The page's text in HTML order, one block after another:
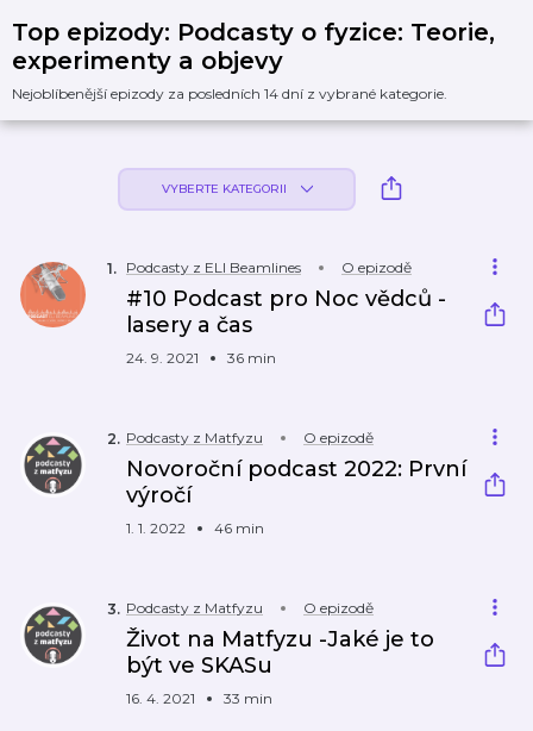
Top epizody: Podcasty o fyzice: Teorie,
experimenty a objevy
Nejoblíbenější epizody za posledních 14 dní z vybrané kategorie.
VYBERTE KATEGORII
1. Podcasty z ELI Beamlines O epizodě
#10 Podcast pro Noc vědců -
lasery a čas
24. 9. 2021 36 min
2. Podcasty z Matfyzu O epizodě
Novoroční podcast 2022: První
výročí
1. 1. 2022 46 min
3. Podcasty z Matfyzu O epizodě
Život na Matfyzu -Jaké je to
být ve SKASu
16. 4. 2021 33 min